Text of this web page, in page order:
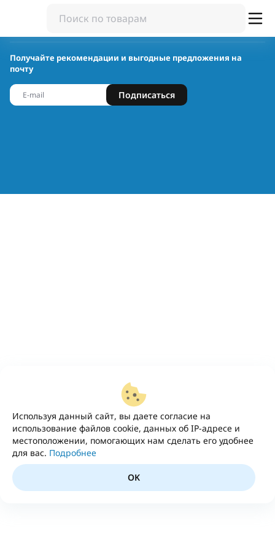
Используя данный сайт, вы даете согласие на
использование файлов cookie, данных об IP-адресе и
местоположении, помогающих нам сделать его удобнее
для вас. Подробнее
OK
Получайте рекомендации и выгодные предложения на
почту
Подписаться